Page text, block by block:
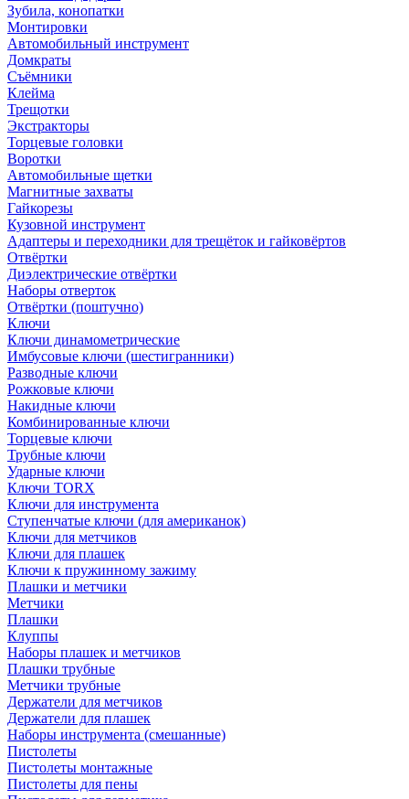
Зубила, конопатки
Монтировки
Автомобильный инструмент
Домкраты
Съёмники
Клейма
Трещотки
Экстракторы
Торцевые головки
Воротки
Автомобильные щетки
Магнитные захваты
Гайкорезы
Кузовной инструмент
Адаптеры и переходники для трещёток и гайковёртов
Отвёртки
Диэлектрические отвёртки
Наборы отверток
Отвёртки (поштучно)
Ключи
Ключи динамометрические
Имбусовые ключи (шестигранники)
Разводные ключи
Рожковые ключи
Накидные ключи
Комбинированные ключи
Торцевые ключи
Трубные ключи
Ударные ключи
Ключи TORX
Ключи для инструмента
Ступенчатые ключи (для американок)
Ключи для метчиков
Ключи для плашек
Ключи к пружинному зажиму
Плашки и метчики
Метчики
Плашки
Клуппы
Наборы плашек и метчиков
Плашки трубные
Метчики трубные
Держатели для метчиков
Держатели для плашек
Наборы инструмента (смешанные)
Пистолеты
Пистолеты монтажные
Пистолеты для пены